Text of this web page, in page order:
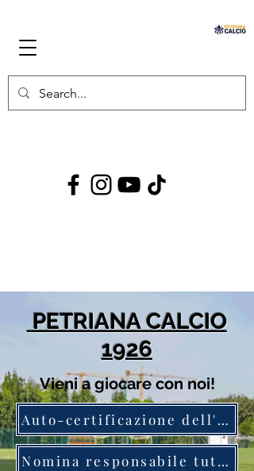
PETRIANA CALCIO
1926
Vieni a giocare con noi!
Auto-certificazione dell'adozione del MOG
Nomina responsabile tutela minori